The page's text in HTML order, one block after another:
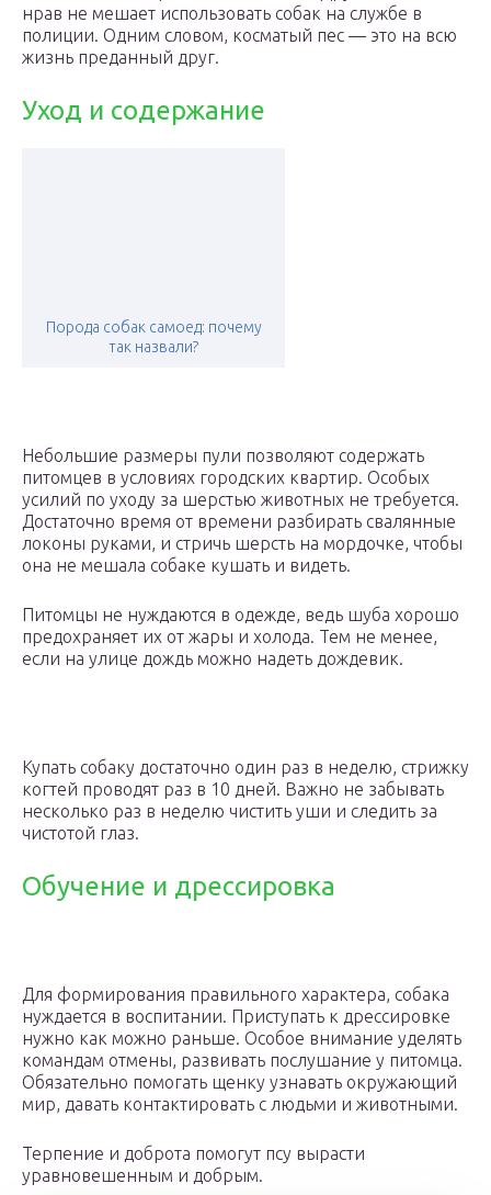
нрав не мешает использовать собак на службе в
полиции. Одним словом, косматый пес — это на всю
жизнь преданный друг.
Уход и содержание
Порода собак самоед: почему
так назвали?
Небольшие размеры пули позволяют содержать
питомцев в условиях городских квартир. Особых
усилий по уходу за шерстью животных не требуется.
Достаточно время от времени разбирать свалянные
локоны руками, и стричь шерсть на мордочке, чтобы
она не мешала собаке кушать и видеть.
Питомцы не нуждаются в одежде, ведь шуба хорошо
предохраняет их от жары и холода. Тем не менее,
если на улице дождь можно надеть дождевик.
Купать собаку достаточно один раз в неделю, стрижку
когтей проводят раз в 10 дней. Важно не забывать
несколько раз в неделю чистить уши и следить за
чистотой глаз.
Обучение и дрессировка
Для формирования правильного характера, собака
нуждается в воспитании. Приступать к дрессировке
нужно как можно раньше. Особое внимание уделять
командам отмены, развивать послушание у питомца.
Обязательно помогать щенку узнавать окружающий
мир, давать контактировать с людьми и животными.
Терпение и доброта помогут псу вырасти
уравновешенным и добрым.